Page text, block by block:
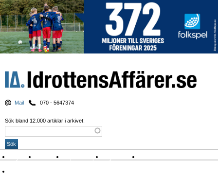
Mail 070 - 5647374
Sök bland 12.000 artiklar i arkivet:
Nyheter Krönikor Sport & spel Nyhetsbrev